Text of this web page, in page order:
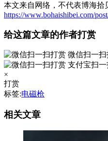
本文来自网络，不代表博海拾
https://www.bohaishibei.com/
给这篇文章的作者打赏
微信扫一扫
支付宝扫一
×
打赏
标签:电磁枪
相关文章